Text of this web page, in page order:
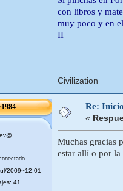
con libros y
muy poco y en
II
Civilization
2009~12:01
41
Re:
«
Muchas gracias
estar allí o por la